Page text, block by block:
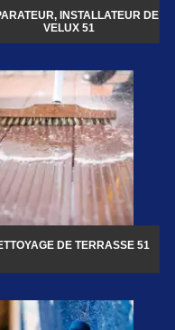
INSTALLATEUR DE
VELUX 51
DE TERRASSE 51